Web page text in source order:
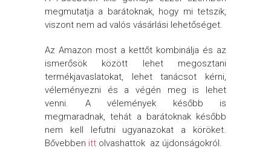
megmutatja a barátoknak, hogy mi tetszik,
viszont nem ad valós vásárlási lehetőséget.
Az Amazon most a kettőt kombinálja és az
ismerősök között lehet megosztani
termékjavaslatokat, lehet tanácsot kérni,
véleményezni és a végén meg is lehet
venni. A vélemények később is
megmaradnak, tehát a barátoknak később
nem kell lefutni ugyanazokat a köröket.
Bővebben itt olvashattok az újdonságokról.